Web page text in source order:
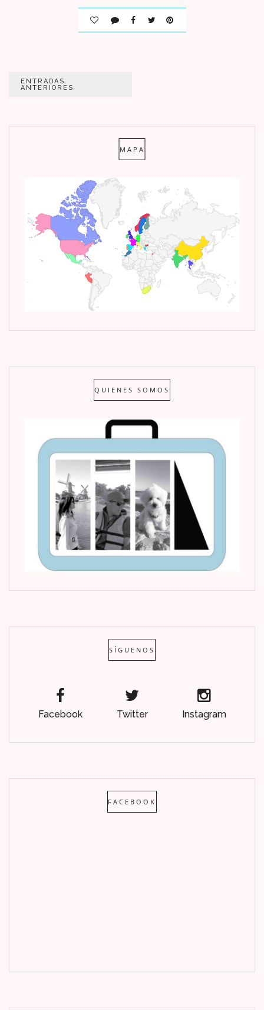
Navegación
ENTRADAS
ANTERIORES
MAPA
QUIENES SOMOS
SÍGUENOS
Facebook Twitter Instagram
FACEBOOK